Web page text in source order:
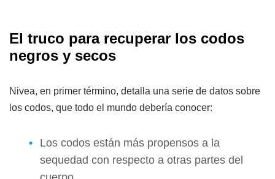
El truco para recuperar los codos
negros y secos
Nivea, en primer término, detalla una serie de datos sobre
los codos, que todo el mundo debería conocer:
Los codos están más propensos a la
sequedad con respecto a otras partes del